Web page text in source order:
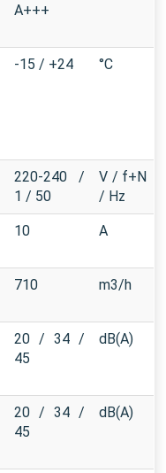
A+++
-15 / +24 °C
220-240 /
1 / 50
V / f+N
/ Hz
10 A
710 m3/h
20 / 34 /
45
dB(A)
20 / 34 /
45
dB(A)